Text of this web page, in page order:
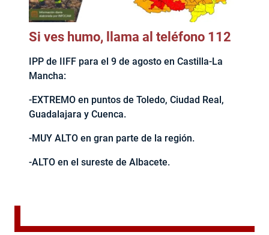
Si ves humo, llama al teléfono 112
IPP de IIFF para el 9 de agosto en Castilla-La
Mancha:
-EXTREMO en puntos de Toledo, Ciudad Real,
Guadalajara y Cuenca.
-MUY ALTO en gran parte de la región.
-ALTO en el sureste de Albacete.